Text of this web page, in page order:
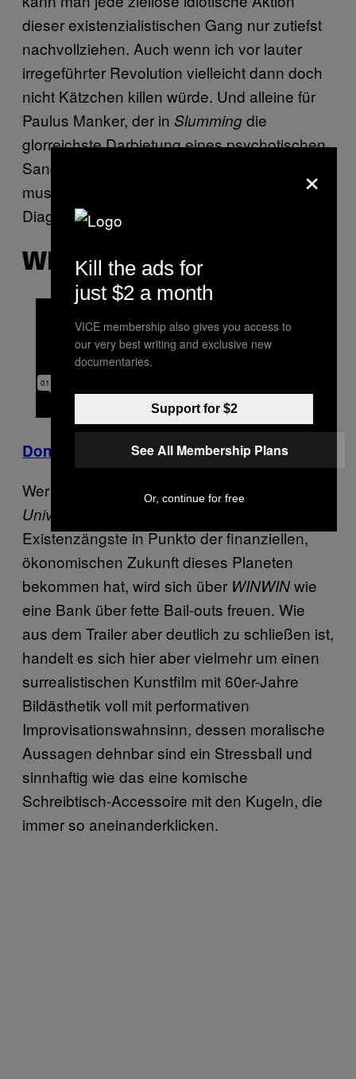
dieser existenzialistischen Gang nur zutiefst
nachvollziehen. Auch wenn ich vor lauter
irregeführter Revolution vielleicht dann doch
nicht Kätzchen killen würde. Und alleine für
Paulus Manker, der in Slummingdie
glorreichste Darbietung eines psychotischen
Sandlers gibt—das nur nebenbei erwähnt—,
muss man
Diagonale schauen.
WINWIN
Donnerstag, 10.03.,18:30 Uhr, KIZ Royal
Wer von
The Big Short oder
Master of The
Universe
Existenzängste in Punkto der finanziellen,
ökonomischen Zukunft dieses Planeten
bekommen hat, wird sich über WINWINwie
eine Bank über fette Bail-outs freuen. Wie
aus dem Trailer aber deutlich zu schließen ist,
handelt es sich hier aber vielmehr um einen
surrealistischen Kunstfilm mit 60er-Jahre
Bildästhetik voll mit performativen
Improvisationswahnsinn, dessen moralische
Aussagen dehnbar sind ein Stressball und
sinnhaftig wie das eine komische
Schreibtisch-Accessoire mit den Kugeln, die
immer so aneinanderklicken.
×
Kill the ads for
just $2 a month
VICE membership also gives you access to
our very best writing and exclusive new
documentaries.
Support for $2
See All Membership Plans
Or, continue for free